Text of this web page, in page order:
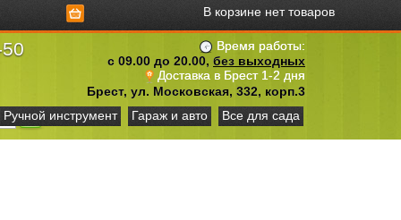
В корзине нет товаров
Время работы:
с 09.00 до 20.00, без выходных
Доставка в Брест 1-2 дня
Брест, ул. Московская, 332, корп.3
Ручной инструмент Гараж и авто Все для сада